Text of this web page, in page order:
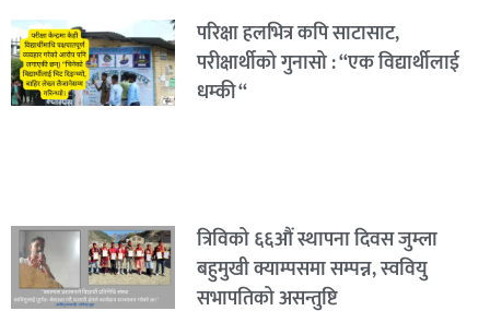
परिक्षा हलभित्र कपि साटासाट,
परीक्षार्थीको गुनासो : “एक विद्यार्थीलाई
धम्की “
त्रिविको ६६औं स्थापना दिवस जुम्ला
बहुमुखी क्याम्पसमा सम्पन्न, स्ववियु
सभापतिको असन्तुष्टि